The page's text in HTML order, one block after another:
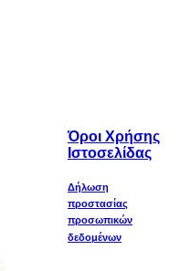
Όροι Χρήσης
Ιστοσελίδας
Δήλωση
προστασίας
προσωπικών
δεδομένων